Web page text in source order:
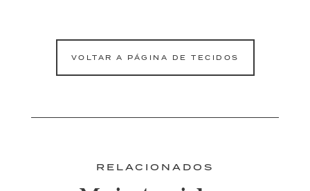
VOLTAR A PÁGINA DE TECIDOS
RELACIONADOS